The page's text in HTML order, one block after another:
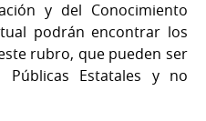
y del Conocimiento
podrán encontrar los
rubro, que pueden ser
Públicas Estatales y no